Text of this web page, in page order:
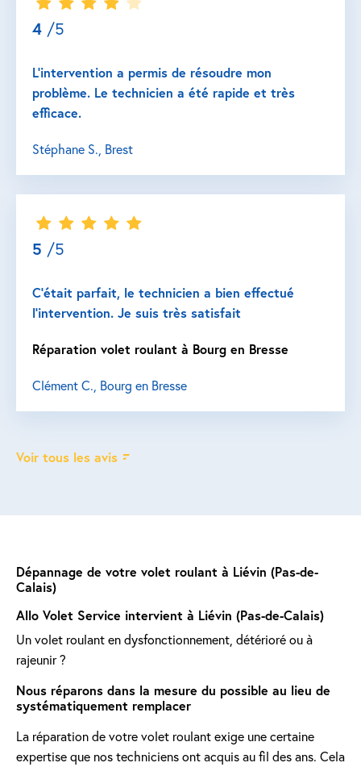
Dépannage de votre volet roulant à Liévin (Pas-de-
Calais)
Allo Volet Service intervient à Liévin (Pas-de-Calais)
Un volet roulant en dysfonctionnement, détérioré ou à
rajeunir ?
Nous réparons dans la mesure du possible au lieu de
systématiquement remplacer
La réparation de votre volet roulant exige une certaine
expertise que nos techniciens ont acquis au fil des ans. Cela
4 /5
L’intervention a permis de résoudre mon
problème. Le technicien a été rapide et très
efficace.
Stéphane S., Brest
5 /5
C’était parfait, le technicien a bien effectué
l’intervention. Je suis très satisfait
Réparation volet roulant à Bourg en Bresse
Clément C., Bourg en Bresse
Voir tous les avis